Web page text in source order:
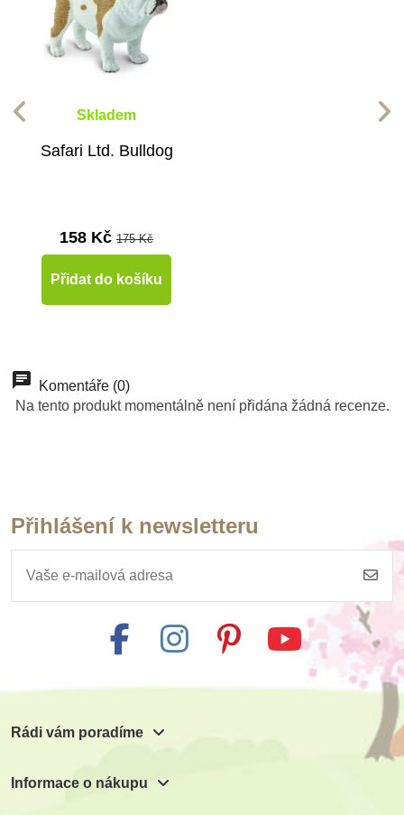
Skladem
Safari Ltd. Bulldog
158 Kč 175 Kč
Přidat do košíku
Komentáře (0)
Na tento produkt momentálně není přidána žádná recenze.
Přihlášení k newsletteru
Rádi vám poradíme
Informace o nákupu